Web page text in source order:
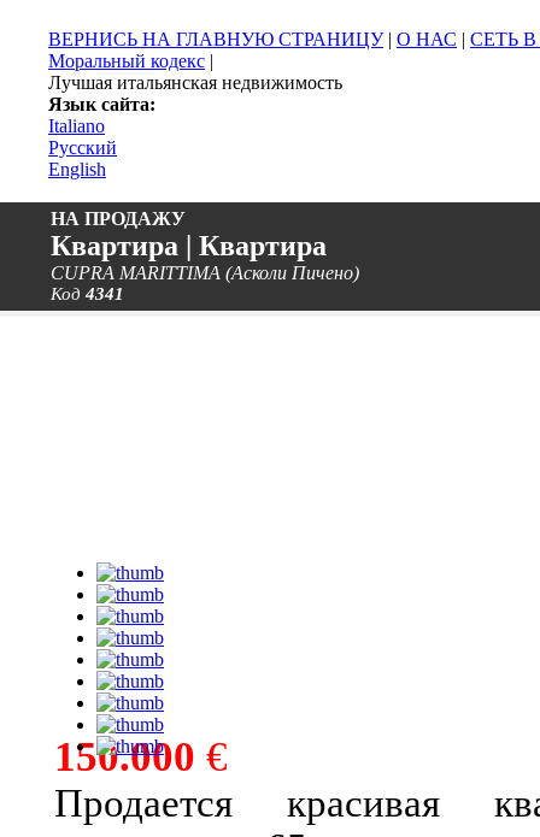
ВЕРНИСЬ НА ГЛАВНУЮ СТРАНИЦУ| О НАС | СЕТЬ
Моральный кодекс |
Лучшая итальянская недвижимость
Язык сайта:
Italiano
Русский
English
НА ПРОДАЖУ
Квартира | Квартира
CUPRA MARITTIMA (Асколи Пичено)
Код4341
150.000 €
Продается красивая